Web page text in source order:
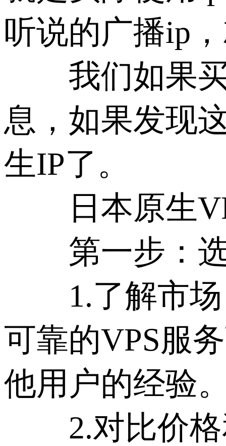
听说的广播ip
我们如果买
息，如果发现
生IP了。
日本原生
第一步：选
1.了解市场
可靠的VPS服
他用户的经验
2.对比价格